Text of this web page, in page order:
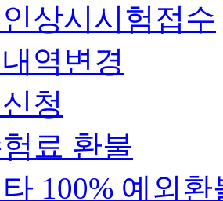
상시시험접수
역변경
청
료 환불
100% 예외환